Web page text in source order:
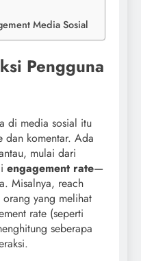
Media Sosial
Pengguna
di media sosial itu
dan komentar. Ada
mulai dari
engagement rate—
Misalnya, reach
orang yang melihat
rate (seperti
seberapa